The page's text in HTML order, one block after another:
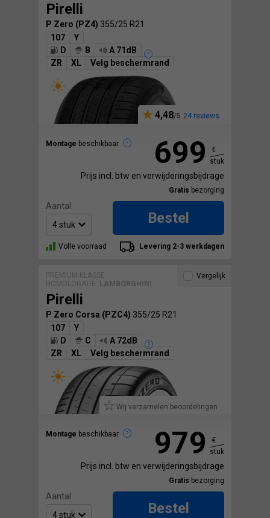
Pirelli
P Zero (PZ4) 355/25 R21
107
Y
D
B
A 71dB
ZR
XL Velg beschermrand
4,48 24 reviews
Montage beschikbaar 699
€
stuk
Prijs incl. btw en verwijderingsbijdrage
Gratis bezorging
Aantal:
Bestel
Volle voorraad Levering 2-3 werkdagen
PREMIUM KLASSE
HOMOLOGATIE:
LAMBORGHINI
Pirelli
P Zero Corsa (PZC4) 355/25 R21
107
Y
D
C
A 72dB
ZR
XL Velg beschermrand
Wij verzamelen beoordelingen.
Montage beschikbaar
Vergelijk
979
€
stuk
Prijs incl. btw en verwijderingsbijdrage
Gratis bezorging
Aantal:
Bestel